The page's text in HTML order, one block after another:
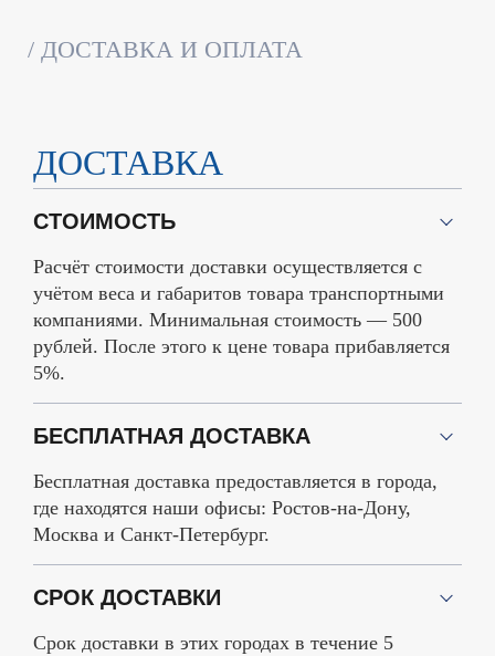
ДОСТАВКА И ОПЛАТА
ДОСТАВКА
СТОИМОСТЬ
Расчёт стоимости доставки осуществляется с
учётом веса и габаритов товара транспортными
компаниями. Минимальная стоимость — 500
рублей. После этого к цене товара прибавляется
5%.
БЕСПЛАТНАЯ ДОСТАВКА
Бесплатная доставка предоставляется в города,
где находятся наши офисы: Ростов-на-Дону,
Москва и Санкт-Петербург.
СРОК ДОСТАВКИ
Срок доставки в этих городах в течение 5